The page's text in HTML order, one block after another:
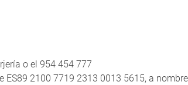
o el 954 454 777
2100 7719 2313 0013 5615, a